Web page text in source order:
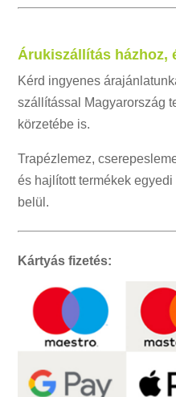
Árukiszállítás házhoz,
Kérd ingyenes
szállítással Magyarország
körzetébe is.
Trapézlemez,
és hajlított termékek
belül.
Kártyás fizetés: